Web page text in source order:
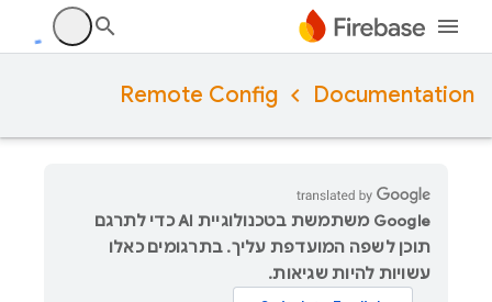
Documentation
Remote Config
‫Google משתמשת בטכנולוגיית AI כדי לתרגם
תוכן לשפה המועדפת עליך. בתרגומים כאלו
עשויות להיות שגיאות.